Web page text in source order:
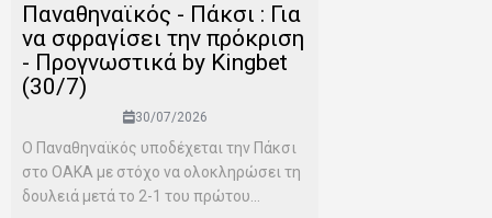
Παναθηναϊκός - Πάκσι : Για
να σφραγίσει την πρόκριση
- Προγνωστικά by Kingbet
(30/7)
30/07/2026
Ο Παναθηναϊκός υποδέχεται την Πάκσι
στο ΟΑΚΑ με στόχο να ολοκληρώσει τη
δουλειά μετά το 2-1 του πρώτου...